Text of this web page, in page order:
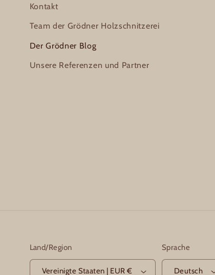
Kontakt
Team der Grödner Holzschnitzerei
Der Grödner Blog
Unsere Referenzen und Partner
Land/Region
Vereinigte Staaten | EUR €
Sprache
Deutsch